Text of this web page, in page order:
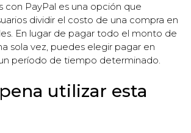
con PayPal es una opción que
dividir el costo de una compra en
En lugar de pagar todo el monto de
sola vez, puedes elegir pagar en
período de tiempo determinado.
utilizar esta